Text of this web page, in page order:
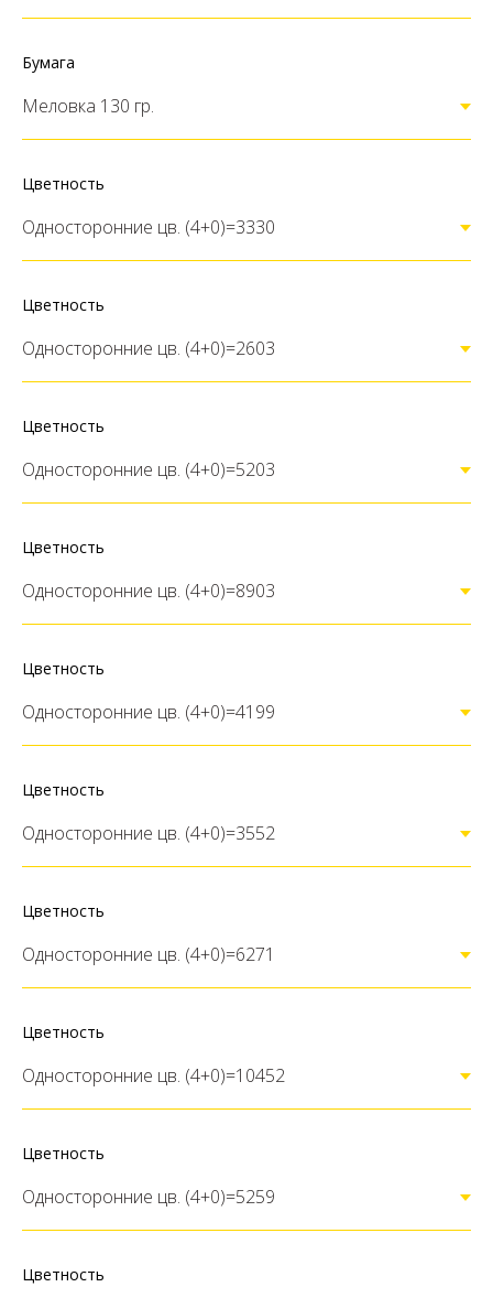
Бумага
Цветность
Цветность
Цветность
Цветность
Цветность
Цветность
Цветность
Цветность
Цветность
Цветность